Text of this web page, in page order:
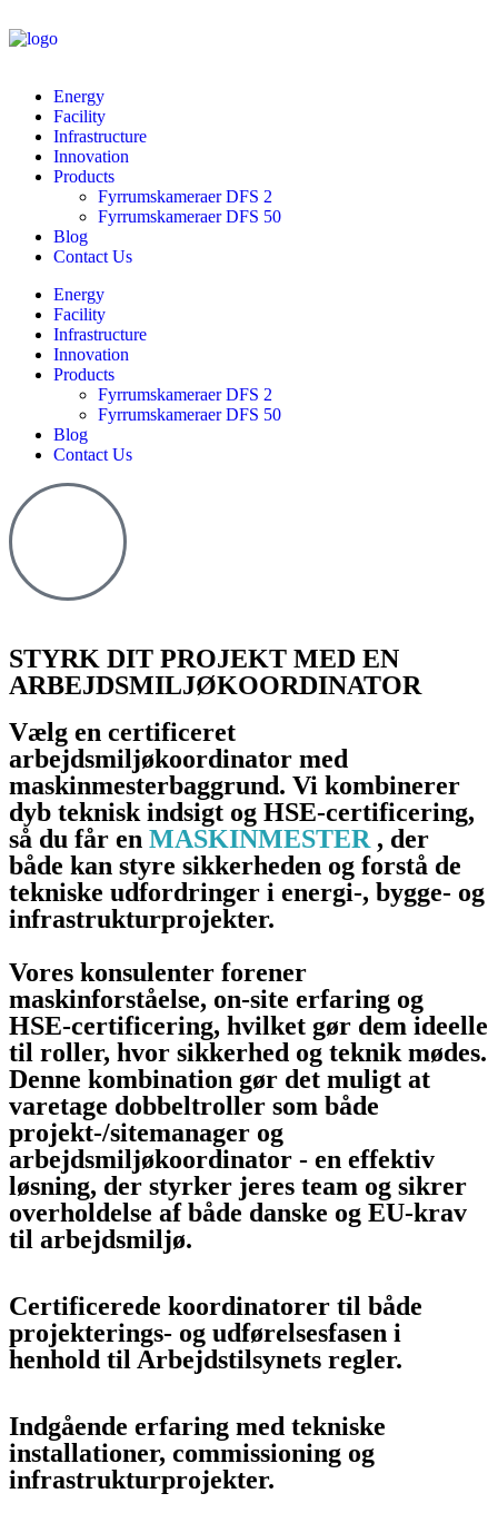
Energy
Facility
Infrastructure
Innovation
Products
Fyrrumskameraer DFS 2
Fyrrumskameraer DFS 50
Blog
Contact Us
Energy
Facility
Infrastructure
Innovation
Products
Fyrrumskameraer DFS 2
Fyrrumskameraer DFS 50
Blog
Contact Us
STYRK DIT PROJEKT MED EN
ARBEJDSMILJØKOORDINATOR
Vælg en certificeret
arbejdsmiljøkoordinator med
maskinmesterbaggrund. Vi kombinerer
dyb teknisk indsigt og HSE-certificering,
så du får en MASKINMESTER , der
både kan styre sikkerheden og forstå de
tekniske udfordringer i energi-, bygge- og
infrastrukturprojekter.
Vores konsulenter forener
maskinforståelse, on-site erfaring og
HSE-certificering, hvilket gør dem ideelle
til roller, hvor sikkerhed og teknik mødes.
Denne kombination gør det muligt at
varetage dobbeltroller som både
projekt-/sitemanager og
arbejdsmiljøkoordinator - en effektiv
løsning, der styrker jeres team og sikrer
overholdelse af både danske og EU-krav
til arbejdsmiljø.
Certificerede koordinatorer til både
projekterings- og udførelsesfasen i
henhold til Arbejdstilsynets regler.
Indgående erfaring med tekniske
installationer, commissioning og
infrastrukturprojekter.